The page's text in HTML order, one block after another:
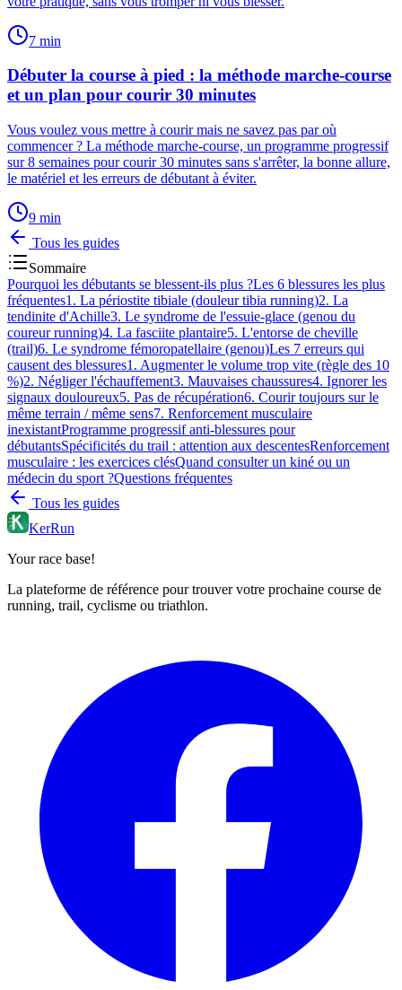
7 min
Débuter la course à pied : la méthode marche-course
et un plan pour courir 30 minutes
Vous voulez vous mettre à courir mais ne savez pas par où
commencer ? La méthode marche-course, un programme progressif
sur 8 semaines pour courir 30 minutes sans s'arrêter, la bonne allure,
le matériel et les erreurs de débutant à éviter.
9 min
Tous les guides
Sommaire
Pourquoi les débutants se blessent-ils plus ?Les 6 blessures les plus
fréquentes1. La périostite tibiale (douleur tibia running)2. La
tendinite d'Achille3. Le syndrome de l'essuie-glace (genou du
coureur running)4. La fasciite plantaire5. L'entorse de cheville
(trail)6. Le syndrome fémoropatellaire (genou)Les 7 erreurs qui
causent des blessures1. Augmenter le volume trop vite (règle des 10
%)2. Négliger l'échauffement3. Mauvaises chaussures4. Ignorer les
signaux douloureux5. Pas de récupération6. Courir toujours sur le
même terrain / même sens7. Renforcement musculaire
inexistantProgramme progressif anti-blessures pour
débutantsSpécificités du trail : attention aux descentesRenforcement
musculaire : les exercices clésQuand consulter un kiné ou un
médecin du sport ?Questions fréquentes
Tous les guides
KerRun
Your race base!
La plateforme de référence pour trouver votre prochaine course de
running, trail, cyclisme ou triathlon.